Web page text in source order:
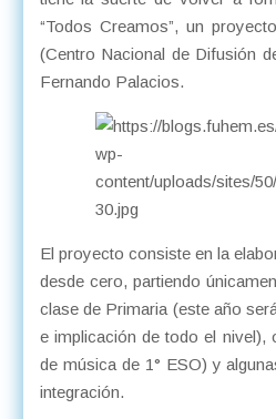
“Todos Creamos”, un
(Centro Nacional de Difusión
Fernando Palacios.
El proyecto consiste en la
desde cero, partiendo
clase de Primaria (este año
e implicación de todo el nivel),
de música de 1° ESO) y
integración.